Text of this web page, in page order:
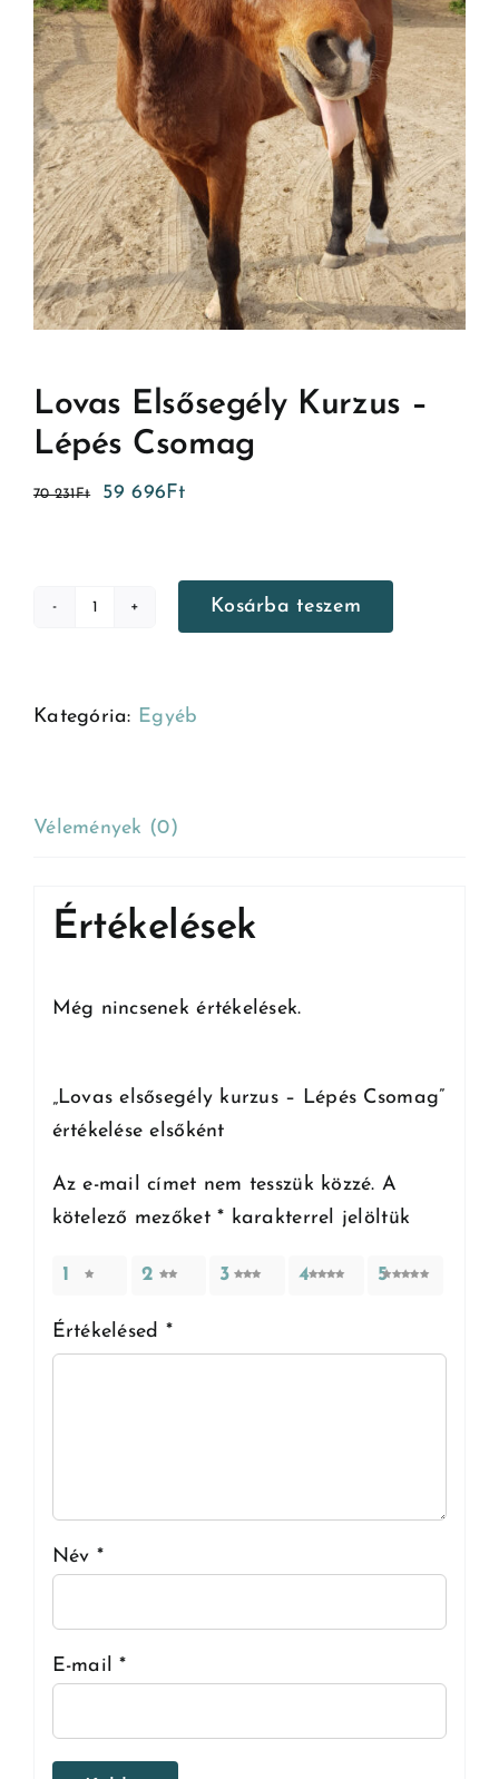
Lovas Elsősegély Kurzus –
Lépés Csomag
70 231Ft 59 696Ft
-
mennyiség
Kosárba teszem
Kategória: Egyéb
Vélemények (0)
Értékelések
Még nincsenek értékelések.
„Lovas elsősegély kurzus – Lépés Csomag”
értékelése elsőként
Az e-mail címet nem tesszük közzé. A
kötelező mezőket* karakterrel jelöltük
1 2 3 4 5
Értékelésed *
Név *
E-mail*